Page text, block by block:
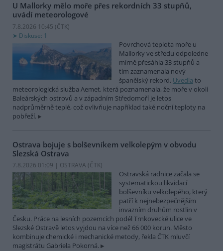
U Mallorky mělo moře přes rekordních 33 stupňů,
uvádí meteorologové
7.8.2026 10:45 (ČTK)
Diskuse: 1
Povrchová teplota moře u
Mallorky ve středu odpoledne
mírně přesáhla 33 stupňů a
tím zaznamenala nový
španělský rekord. Uvedla to
meteorologická služba Aemet, která poznamenala, že moře v okolí
Baleárských ostrovů a v západním Středomoří je letos
nadprůměrně teplé, což ovlivňuje například také noční teploty na
pobřeží.
Ostrava bojuje s bolševníkem velkolepým v obvodu
Slezská Ostrava
7.8.2026 01:09 | OSTRAVA (ČTK)
Ostravská radnice začala se
systematickou likvidací
bolševníku velkolepého, který
patří k nejnebezpečnějším
invazním druhům rostlin v
Česku. Práce na lesních pozemcích podél Trnkovecké ulice ve
Slezské Ostravě letos vyjdou na více než 66 000 korun. Město
kombinuje chemické i mechanické metody, řekla ČTK mluvčí
magistrátu Gabriela Pokorná.